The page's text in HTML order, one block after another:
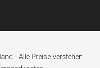
- Alle Preise verstehen